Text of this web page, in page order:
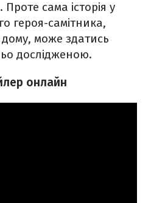
сама історія у
героя-самітника,
може здатись
дослідженою.
онлайн